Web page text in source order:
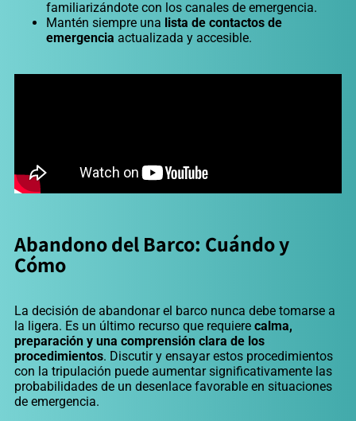
familiarizándote con los canales de emergencia.
Mantén siempre una lista de contactos de
emergencia actualizada y accesible.
Abandono del Barco: Cuándo y
Cómo
La decisión de abandonar el barco nunca debe tomarse a
la ligera. Es un último recurso que requiere calma,
preparación y una comprensión clara de los
procedimientos. Discutir y ensayar estos procedimientos
con la tripulación puede aumentar significativamente las
probabilidades de un desenlace favorable en situaciones
de emergencia.